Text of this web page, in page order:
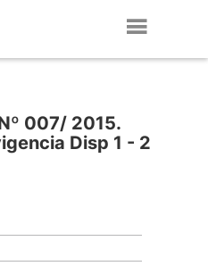
007/ 2015.
Disp 1 - 2